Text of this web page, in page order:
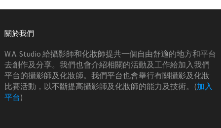
關於我們
W.A. Studio 給攝影師和化妝師提共一個自由舒適的地方和平台
去創作及分享。我們也會介紹相關的活動及工作給加入我們
平台的攝影師及化妝師。我們平台也會舉行有關攝影及化妝
比賽活動，以不斷提高攝影師及化妝師的能力及技術。(加入
平台)